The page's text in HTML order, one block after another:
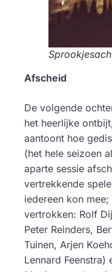
Afscheid
De volgende
het heerlijke
aantoont hoe
(het hele seizoen
aparte sessie
vertrekkende
iedereen kon
vertrokken: Rolf
Peter Reinders,
Tuinen, Arjen
Lennard Feenstra)